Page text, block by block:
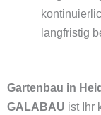
langfristig
Gartenbau in
GALABAU ist Ihr